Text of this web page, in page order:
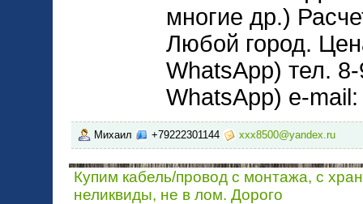
многие др.)
Любой город.
WhatsApp) тел.
WhatsApp) e-
Михаил +79222301144 xxx8500@yandex.ru
Купим кабель/провод с монтажа, с
неликвиды, не в лом. Дорого